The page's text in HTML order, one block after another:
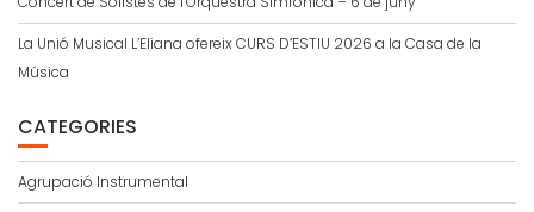
La Unió Musical L’Eliana ofereix CURS D’ESTIU 2026 a la Casa de la
Música
CATEGORIES
Agrupació Instrumental